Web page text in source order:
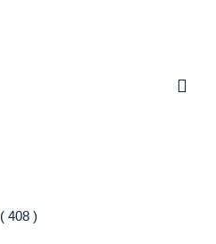
( 408 )